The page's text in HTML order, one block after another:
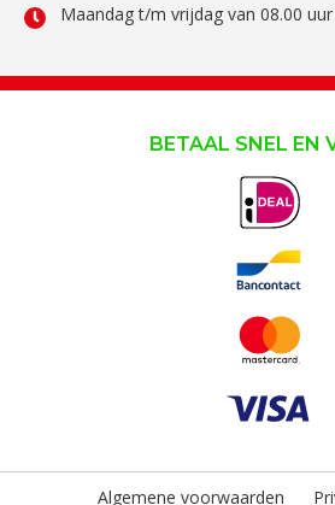
Maandag t/m vrijdag van 08.00
BETAAL SNEL EN
Algemene voorwaarden